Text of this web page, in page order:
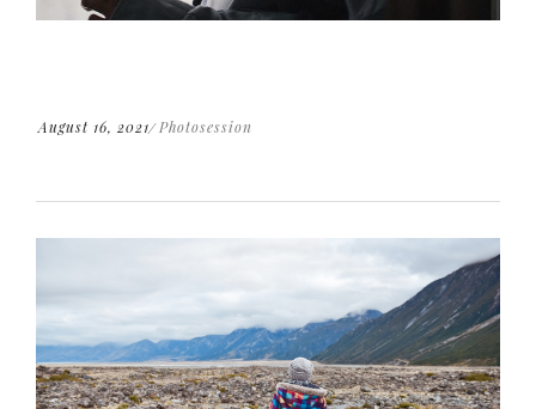
August 16, 2021 Photosession